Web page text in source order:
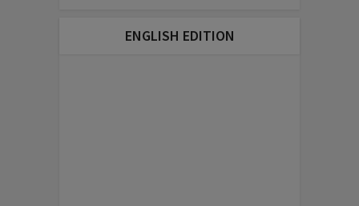
ENGLISH EDITION